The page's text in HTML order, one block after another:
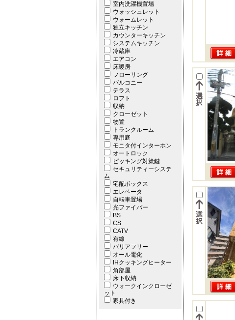
室内洗濯機置場
ウォッシュレット
ウォームレット
独立キッチン
カウンターキッチン
システムキッチン
冷蔵庫
エアコン
床暖房
フローリング
バルコニー
テラス
ロフト
収納
クローゼット
物置
トランクルーム
専用庭
モニタ付インターホン
オートロック
ピッキング対策鍵
セキュリティーシステ
ム
宅配ボックス
エレベータ
自転車置場
光ファイバー
BS
CS
CATV
有線
バリアフリー
オール電化
IHクッキングヒーター
角部屋
床下収納
ウォークインクローゼ
ット
家具付き